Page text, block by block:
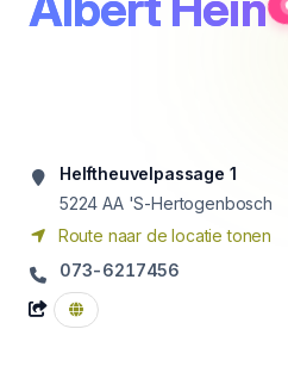
Helftheuvelpassage 1
5224 AA 'S-Hertogenbosch
Route naar de locatie tonen
073-6217456